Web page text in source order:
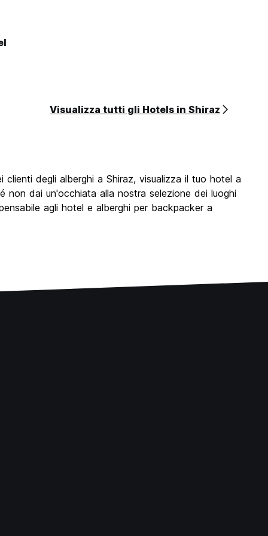
Visualizza tutti gli Hotels in Shiraz
degli alberghi a Shiraz, visualizza il tuo hotel a
non dai un'occhiata alla nostra selezione dei luoghi
agli hotel e alberghi per backpacker a